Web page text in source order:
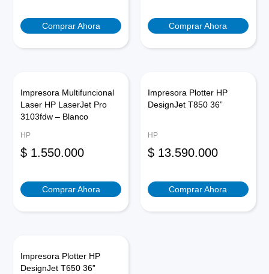
Comprar Ahora Comprar Ahora
Impresora Multifuncional
Laser HP LaserJet Pro
3103fdw – Blanco
HP
$ 1.550.000
Comprar Ahora
Impresora Plotter HP
DesignJet T850 36”
HP
$ 13.590.000
Comprar Ahora
Impresora Plotter HP
DesignJet T650 36”